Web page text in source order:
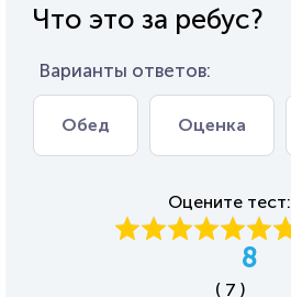
Что это за ребус?
Варианты ответов:
Обед Оценка
Оцените тест:
8
( 7 )